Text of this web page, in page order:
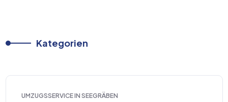
Kategorien
UMZUGSSERVICE IN SEEGRÄBEN